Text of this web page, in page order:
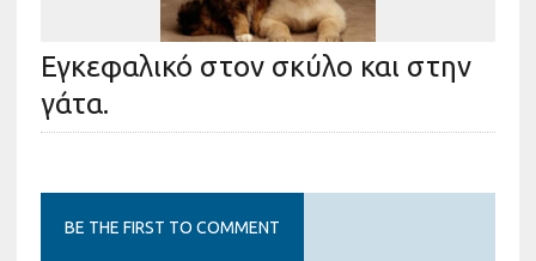
Εγκεφαλικό στον σκύλο και στην
γάτα.
BE THE FIRST TO COMMENT